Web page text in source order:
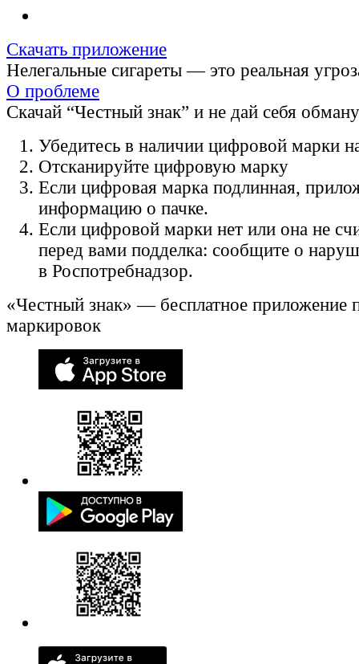
Скачать приложение
Нелегальные сигареты — это реальная
О проблеме
Скачай “Честный знак” и не дай себя
Убедитесь в наличии цифровой марки
Отсканируйте цифровую марку
Если цифровая марка подлинная,
информацию о пачке.
Если цифровой марки нет или она не
перед вами подделка: сообщите о
в Роспотребнадзор.
«Честный знак» — бесплатное приложение
маркировок